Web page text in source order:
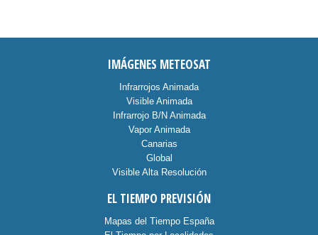
IMÁGENES METEOSAT
Infrarrojos Animada
Visible Animada
Infrarrojo B/N Animada
Vapor Animada
Canarias
Global
Visible Alta Resolución
EL TIEMPO PREVISIÓN
Mapas del Tiempo España